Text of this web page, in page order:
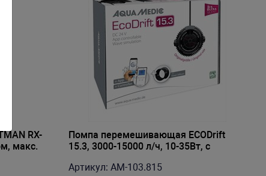
RX-
макс.
Помпа перемешивающая ECODrift
15.3, 3000-15000 л/ч, 10-35Вт, с
держателем
Артикул: AM-103.815